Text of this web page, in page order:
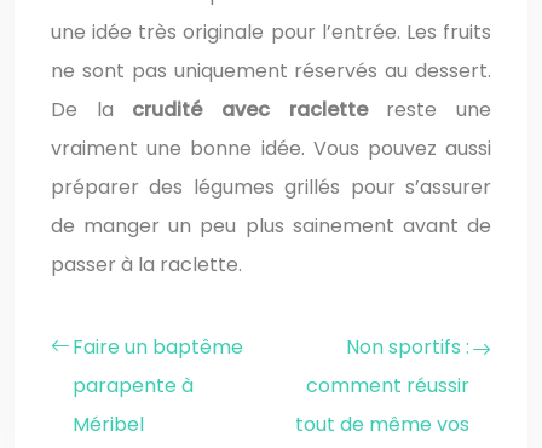
une idée très originale pour l’entrée. Les fruits
ne sont pas uniquement réservés au dessert.
De la crudité avec raclettereste une
vraiment une bonne idée. Vous pouvez aussi
préparer des légumes grillés pour s’assurer
de manger un peu plus sainement avant de
passer à la raclette.
Faire un baptême
parapente à
Méribel
Non sportifs :
comment réussir
tout de même vos